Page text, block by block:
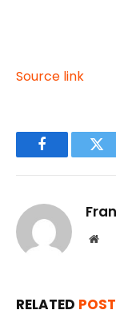
Source link
Facebook
RELATED